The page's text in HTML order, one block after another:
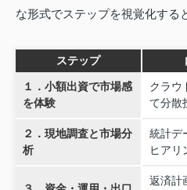
な形式でステップを視覚化する
ステップ
１．小額出資で市場感
を体験
クラウ
て分散
２．現地調査と市場分
析
統計デ
ヒアリ
返済計